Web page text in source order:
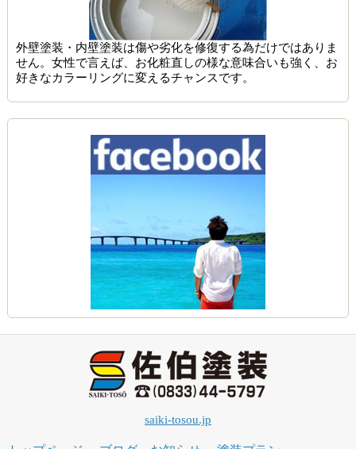
外壁塗装・内壁塗装は傷や劣化を修復する為だけではありま
せん。女性で言えば、お化粧直しの様な意味合いも強く、お
好きなカラーリングに変えるチャンスです。
saiki-tosou.jp